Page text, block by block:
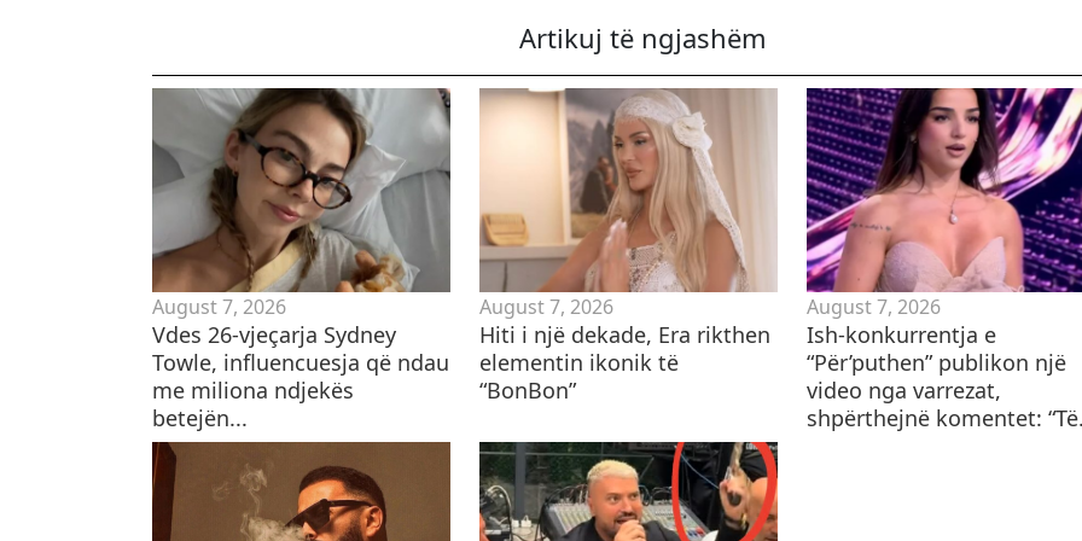
Artikuj të ngjashëm
August 7, 2026
Vdes 26-vjeçarja Sydney
Towle, influencuesja që ndau
me miliona ndjekës
betejën...
August 7, 2026
Hiti i një dekade, Era rikthen
elementin ikonik të
“BonBon”
August 7, 2026
Ish-konkurrentja e
“Për’puthen” publikon një
video nga varrezat,
shpërthejnë komentet: